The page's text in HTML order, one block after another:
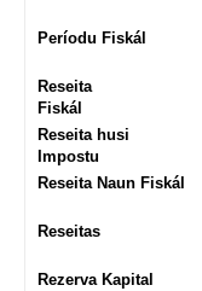
Períodu Fiskál
Reseita
Fiskál
Reseita husi
Impostu
Reseita Naun Fiskál
Reseitas
Rezerva Kapital